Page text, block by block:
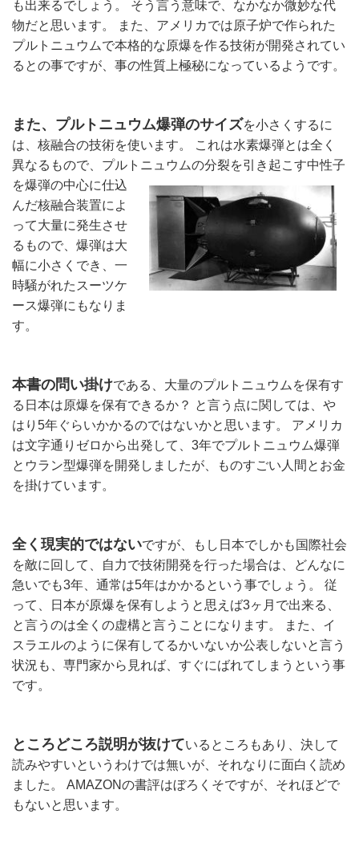
も出来るでしょう。 そう言う意味で、なかなか微妙な代
物だと思います。 また、アメリカでは原子炉で作られた
プルトニュウムで本格的な原爆を作る技術が開発されてい
るとの事ですが、事の性質上極秘になっているようです。
また、プルトニュウム爆弾のサイズを小さくするに
は、核融合の技術を使います。 これは水素爆弾とは全く
異なるもので、プルトニュウムの分裂を引き起こす中性子
を爆弾の中心に仕込
んだ核融合装置によ
って大量に発生させ
るもので、爆弾は大
幅に小さくでき、一
時騒がれたスーツケ
ース爆弾にもなりま
す。
本書の問い掛けである、大量のプルトニュウムを保有す
る日本は原爆を保有できるか？ と言う点に関しては、や
はり5年ぐらいかかるのではないかと思います。 アメリカ
は文字通りゼロから出発して、3年でプルトニュウム爆弾
とウラン型爆弾を開発しましたが、ものすごい人間とお金
を掛けています。
全く現実的ではないですが、もし日本でしかも国際社会
を敵に回して、自力で技術開発を行った場合は、どんなに
急いでも3年、通常は5年はかかるという事でしょう。 従
って、日本が原爆を保有しようと思えば3ヶ月で出来る、
と言うのは全くの虚構と言うことになります。 また、イ
スラエルのように保有してるかいないか公表しないと言う
状況も、専門家から見れば、すぐにばれてしまうという事
です。
ところどころ説明が抜けているところもあり、決して
読みやすいというわけでは無いが、それなりに面白く読め
ました。 AMAZONの書評はぼろくそですが、それほどで
もないと思います。